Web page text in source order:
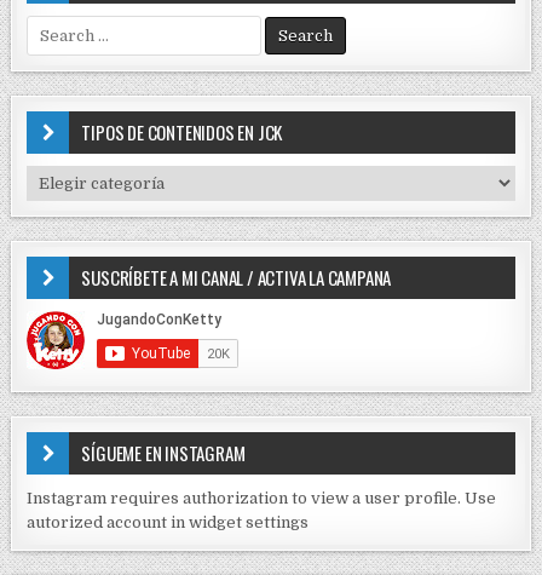
e
a
r
f
r
:
TIPOS DE CONTENIDOS EN JCK
I
P
D
E
C
O
N
T
I
D
S
SUSCRÍBETE A MI CANAL / ACTIVA LA CAMPANA
SÍGUEME EN INSTAGRAM
Instagram requires authorization to view a user profile. Use
autorized account in widget settings